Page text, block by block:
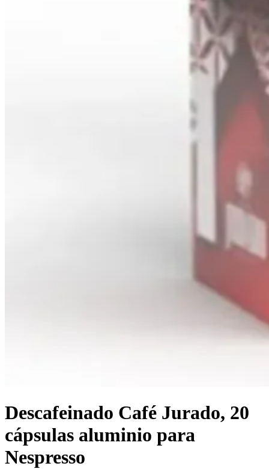
Descafeinado Café Jurado, 20
cápsulas aluminio para
Nespresso